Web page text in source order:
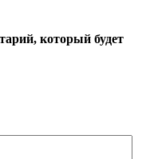
который будет